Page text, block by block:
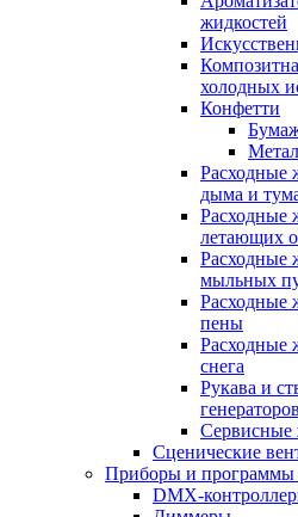
жидкостей
холодных
Конфетти
Расходные
дыма и
Расходные
летающих
Расходные
мыльных
Расходные
пены
Расходные
снега
Рукава и
Сервисные
Сценические
Приборы и программы
DMX-